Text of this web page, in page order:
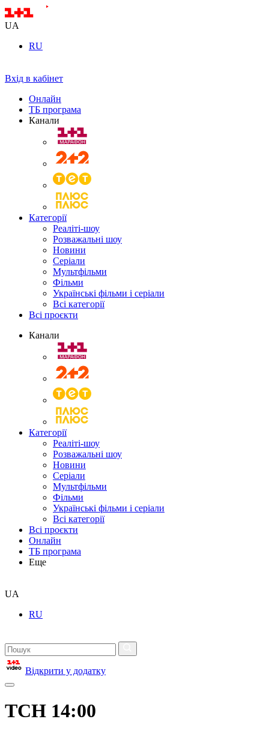
UA
RU
Вхід в кабінет
Онлайн
ТБ програма
Канали
Категорії
Реаліті-шоу
Розважальні шоу
Новини
Серіали
Мультфільми
Фільми
Українські фільми і серіали
Всі категорії
Всі проєкти
Канали
Категорії
Реаліті-шоу
Розважальні шоу
Новини
Серіали
Мультфільми
Фільми
Українські фільми і серіали
Всі категорії
Всі проєкти
Онлайн
ТБ програма
Еще
UA
RU
Відкрити у додатку
ТСН 14:00